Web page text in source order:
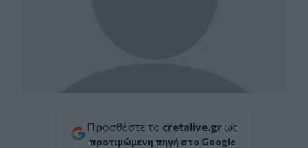
Προσθέστε το cretalive.gr ως
προτιμώμενη πηγή στο Google